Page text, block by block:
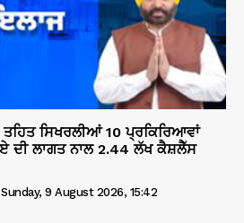
ਤਹਿਤ ਸਿਖਰਲੀਆਂ 10 ਪ੍ਰਕਿਰਿਆਵਾਂ
ਦੀ ਲਾਗਤ ਨਾਲ 2.44 ਲੱਖ ਕੈਸ਼ਲੈੱਸ
Sunday, 9 August 2026, 15:42